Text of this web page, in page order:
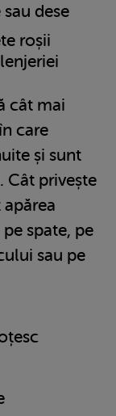
dese
roșii
cât mai
care
și sunt
Cât privește
spate, pe
sau pe